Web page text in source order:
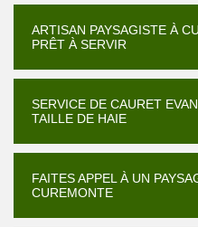
ARTISAN PAYSAGISTE À
PRÊT À SERVIR
SERVICE DE CAURET
TAILLE DE HAIE
FAITES APPEL À UN
CUREMONTE